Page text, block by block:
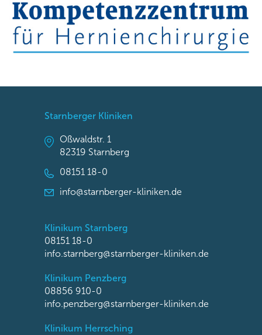
Starnberger Kliniken
Oßwaldstr. 1
82319 Starnberg
08151 18-0
info@starnberger-kliniken.de
Klinikum Starnberg
08151 18-0
info.starnberg@starnberger-kliniken.de
Klinikum Penzberg
08856 910-0
info.penzberg@starnberger-kliniken.de
Klinikum Herrsching